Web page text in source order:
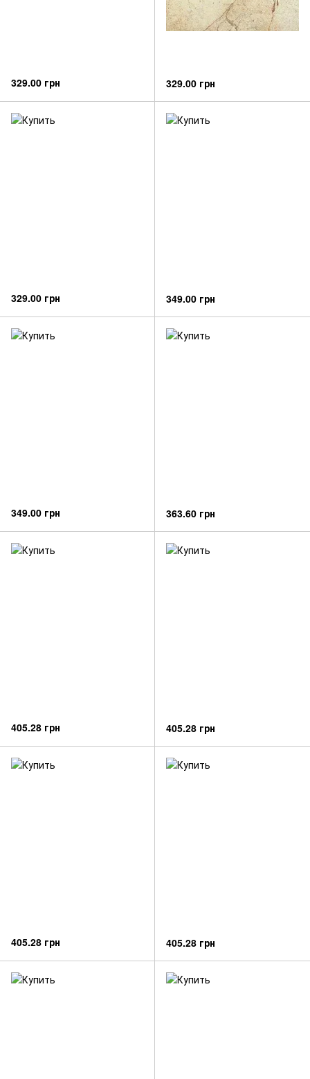
329.00 грн 329.00 грн
329.00 грн 349.00 грн
349.00 грн 363.60 грн
405.28 грн 405.28 грн
405.28 грн 405.28 грн